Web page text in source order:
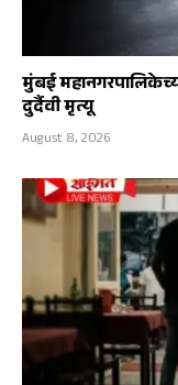
मुंबई
दुर्दैवी मृत्यू
August 8, 2026